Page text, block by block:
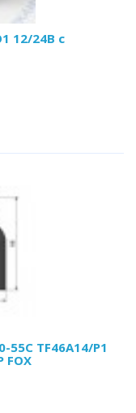
12/24В с
55С ТF46А14/P1
FOX